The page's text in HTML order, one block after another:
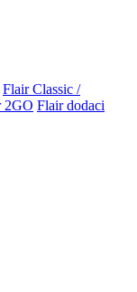
Flair Classic /
2GO Flair dodaci